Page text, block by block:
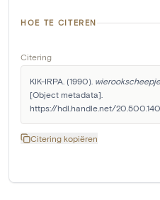
HOE TE CITEREN
Citering
KIK-IRPA. (1990).
[Object metadata].
https://hdl.handle.net/
Citering kopiëren